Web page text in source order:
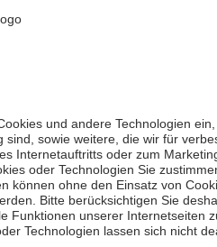
der Gelenke ab,
äußern kann.
Verletzungen oder
Multiple Sklerose, eine